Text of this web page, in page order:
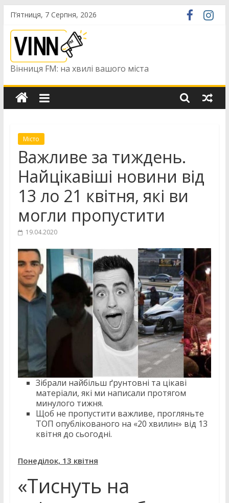
Skip
content
П’ятниця, 7 Серпня, 2026
Вінниця FM: на хвилі вашого міста
Місто
Важливе за тиждень.
Найцікавіші новини від
13 ло 21 квітня, які ви
могли пропустити
19.04.2020
Зібрали найбільш ґрунтовні та цікаві
матеріали, які ми написали протягом
минулого тижня.
Щоб не пропустити важливе, прогляньте
ТОП опублікованого на «20 хвилин» від 13
квітня до сьогодні.
Понеділок, 13 квітня
«Тиснуть на